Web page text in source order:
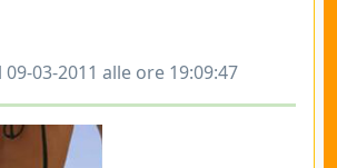
03-2011 alle ore 19:09:47